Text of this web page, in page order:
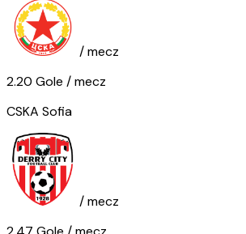
/ mecz
2.20 Gole / mecz
CSKA Sofia
/ mecz